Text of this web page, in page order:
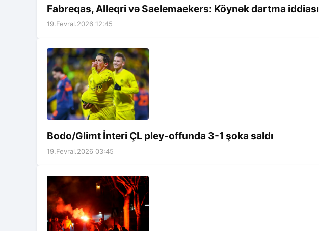
Fabreqas, Alleqri və Saelemaekers: Köynək dartma iddiası
19.Fevral.2026 12:45
Bodo/Glimt İnteri ÇL pley-offunda 3-1 şoka saldı
19.Fevral.2026 03:45